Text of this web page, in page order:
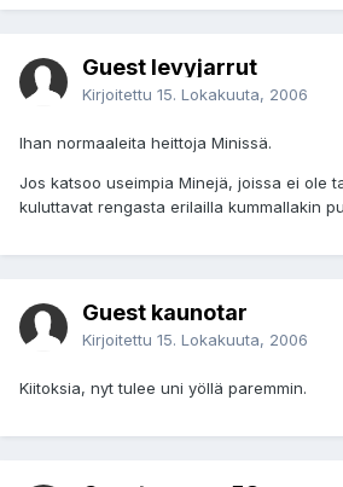
Guest levyjarrut
Kirjoitettu 15. Lokakuuta, 2006
Ihan normaaleita heittoja Minissä.
Jos katsoo useimpia Minejä, joissa ei ole
kuluttavat rengasta erilailla kummallakin
Guest kaunotar
Kirjoitettu 15. Lokakuuta, 2006
Kiitoksia, nyt tulee uni yöllä paremmin.